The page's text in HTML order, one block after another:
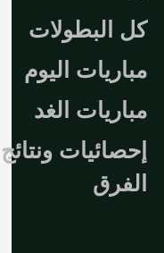
كل البطولات
مباريات اليوم
مباريات الغد
إحصائيات ونتائج
الفرق